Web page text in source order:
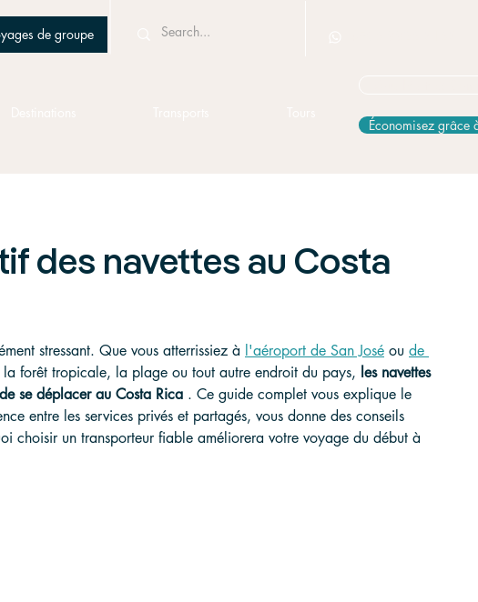
de groupe
Économisez grâce
des navettes au Costa
stressant. Que vous atterrissiez à l'aéroport de San José ou de
forêt tropicale, la plage ou tout autre endroit du pays, les navettes
se déplacer au Costa Rica . Ce guide complet vous explique le
entre les services privés et partagés, vous donne des conseils
choisir un transporteur fiable améliorera votre voyage du début à